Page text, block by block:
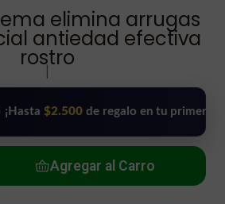
elimina arrugas
antiedad efectiva
rostro
de regalo en tu primera compra!
Agregar al Carro